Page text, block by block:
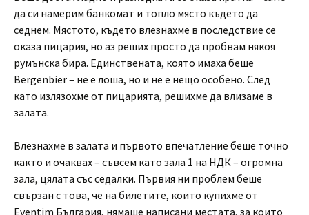
да си намерим банкомат и топло място където да
седнем. Мястото, където влезнахме в последствие се
оказа пицария, но аз реших просто да пробвам някоя
румънска бира. Единствената, която имаха беше
Bergenbier – не е лоша, но и не е нещо особено. След
като излязохме от пицарията, решихме да влизаме в
залата.
Влезнахме в залата и първото впечатление беше точно
както и очаквах – съвсем като зала 1 на НДК – огромна
зала, цялата със седалки. Първия ни проблем беше
свързан с това, че на билетите, които купихме от
Eventim България, нямаше написани местата, за които